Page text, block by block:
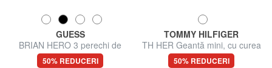
GUESS
BRIAN HERO 3 perechi de
boxeri
50% REDUCERI
TOMMY HILFIGER
TH HER Geantă mini, cu curea
de umăr cu lanț
50% REDUCERI